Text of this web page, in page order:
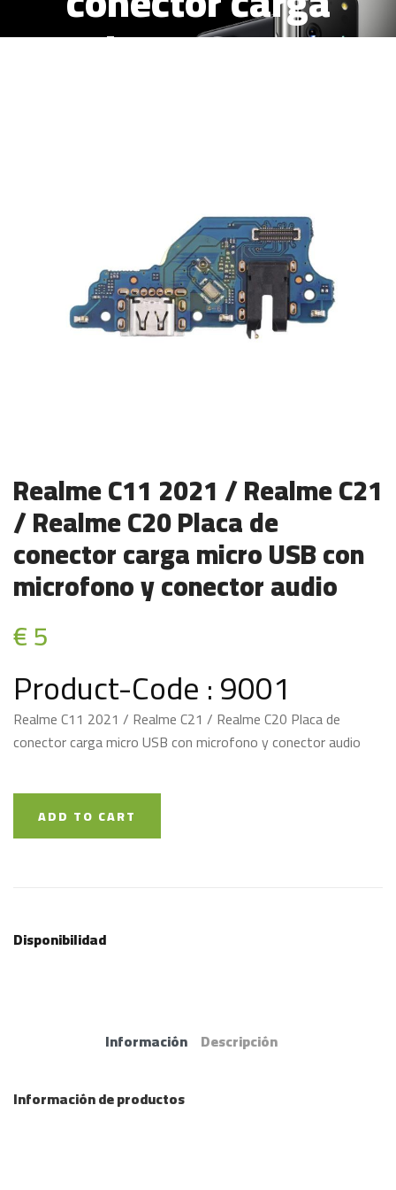
micro USB con
Realme C11 2021 / Realme C21
/ Realme C20 Placa de
conector carga micro USB con
microfono y conector audio
€ 5
Product-Code : 9001
Realme C11 2021 / Realme C21 / Realme C20 Placa de
conector carga micro USB con microfono y conector audio
ADD TO CART
Disponibilidad
Información Descripción
Información de productos